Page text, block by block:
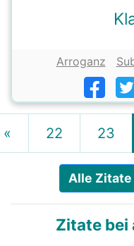
Arroganz
« 22 23
Alle Zitate
Zitate bei